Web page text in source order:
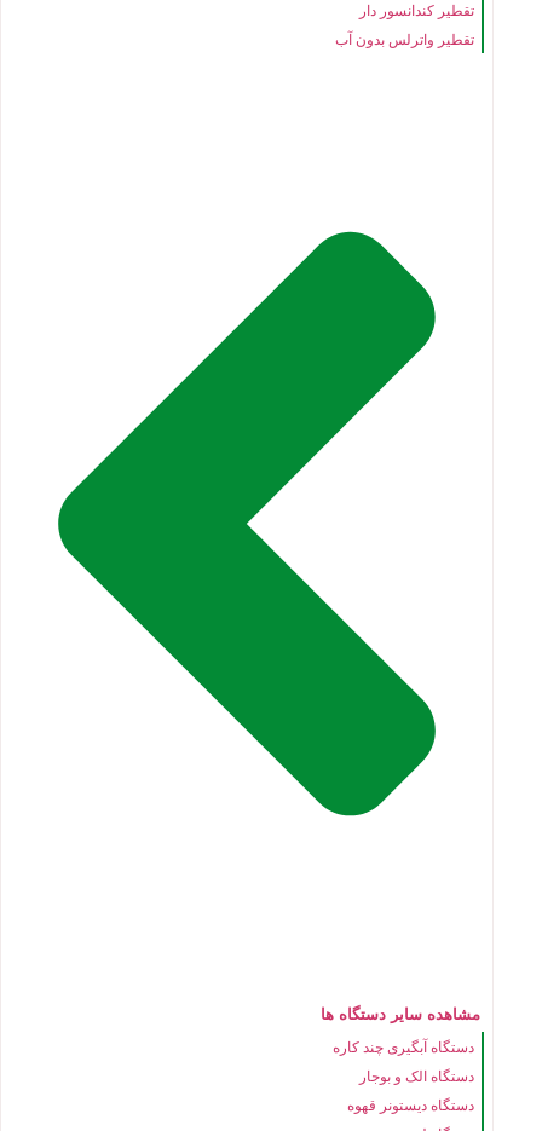
تقطیر کندانسور دار
تقطیر واترلس بدون آب
مشاهده سایر دستگاه ها
دستگاه آبگیری چند کاره
دستگاه الک و بوجار
دستگاه دیستونر قهوه